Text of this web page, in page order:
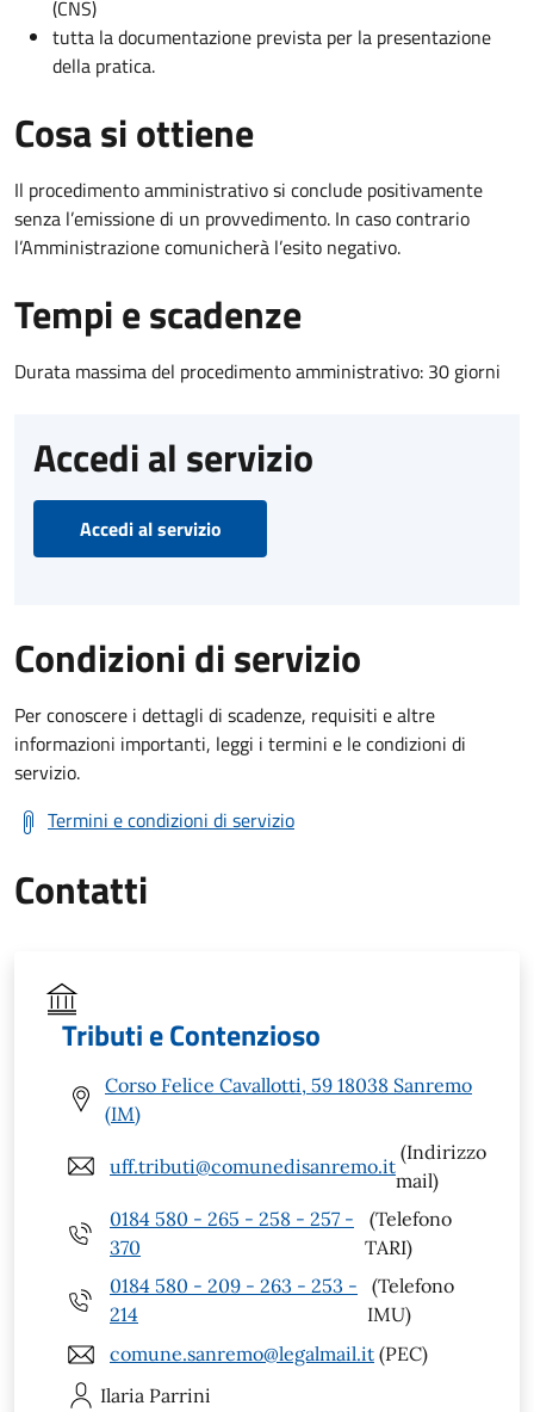
(CNS)
tutta la documentazione prevista per la presentazione
della pratica.
Cosa si ottiene
Il procedimento amministrativo si conclude positivamente
senza l’emissione di un provvedimento. In caso contrario
l’Amministrazione comunicherà l’esito negativo.
Tempi e scadenze
Durata massima del procedimento amministrativo: 30 giorni
Accedi al servizio
Accedi al servizio
Condizioni di servizio
Per conoscere i dettagli di scadenze, requisiti e altre
informazioni importanti, leggi i termini e le condizioni di
servizio.
Termini e condizioni di servizio
Contatti
Tributi e Contenzioso
Corso Felice Cavallotti, 59 18038 Sanremo
(IM)
uff.tributi@comunedisanremo.it
(Indirizzo
mail)
0184 580 - 265 - 258 - 257 -
370
(Telefono
TARI)
0184 580 - 209 - 263 - 253 -
214
(Telefono
IMU)
comune.sanremo@legalmail.it (PEC)
Ilaria Parrini